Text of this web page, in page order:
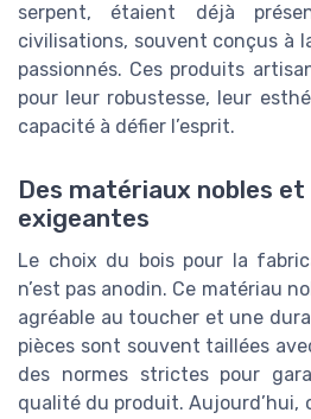
serpent, étaient déjà
civilisations, souvent conçus à
passionnés. Ces produits
pour leur robustesse, leur
capacité à défier l’esprit.
Des matériaux nobles
exigeantes
Le choix du bois pour la
n’est pas anodin. Ce matériau
agréable au toucher et une
pièces sont souvent taillées
des normes strictes pour
qualité du produit. Aujourd’hui,